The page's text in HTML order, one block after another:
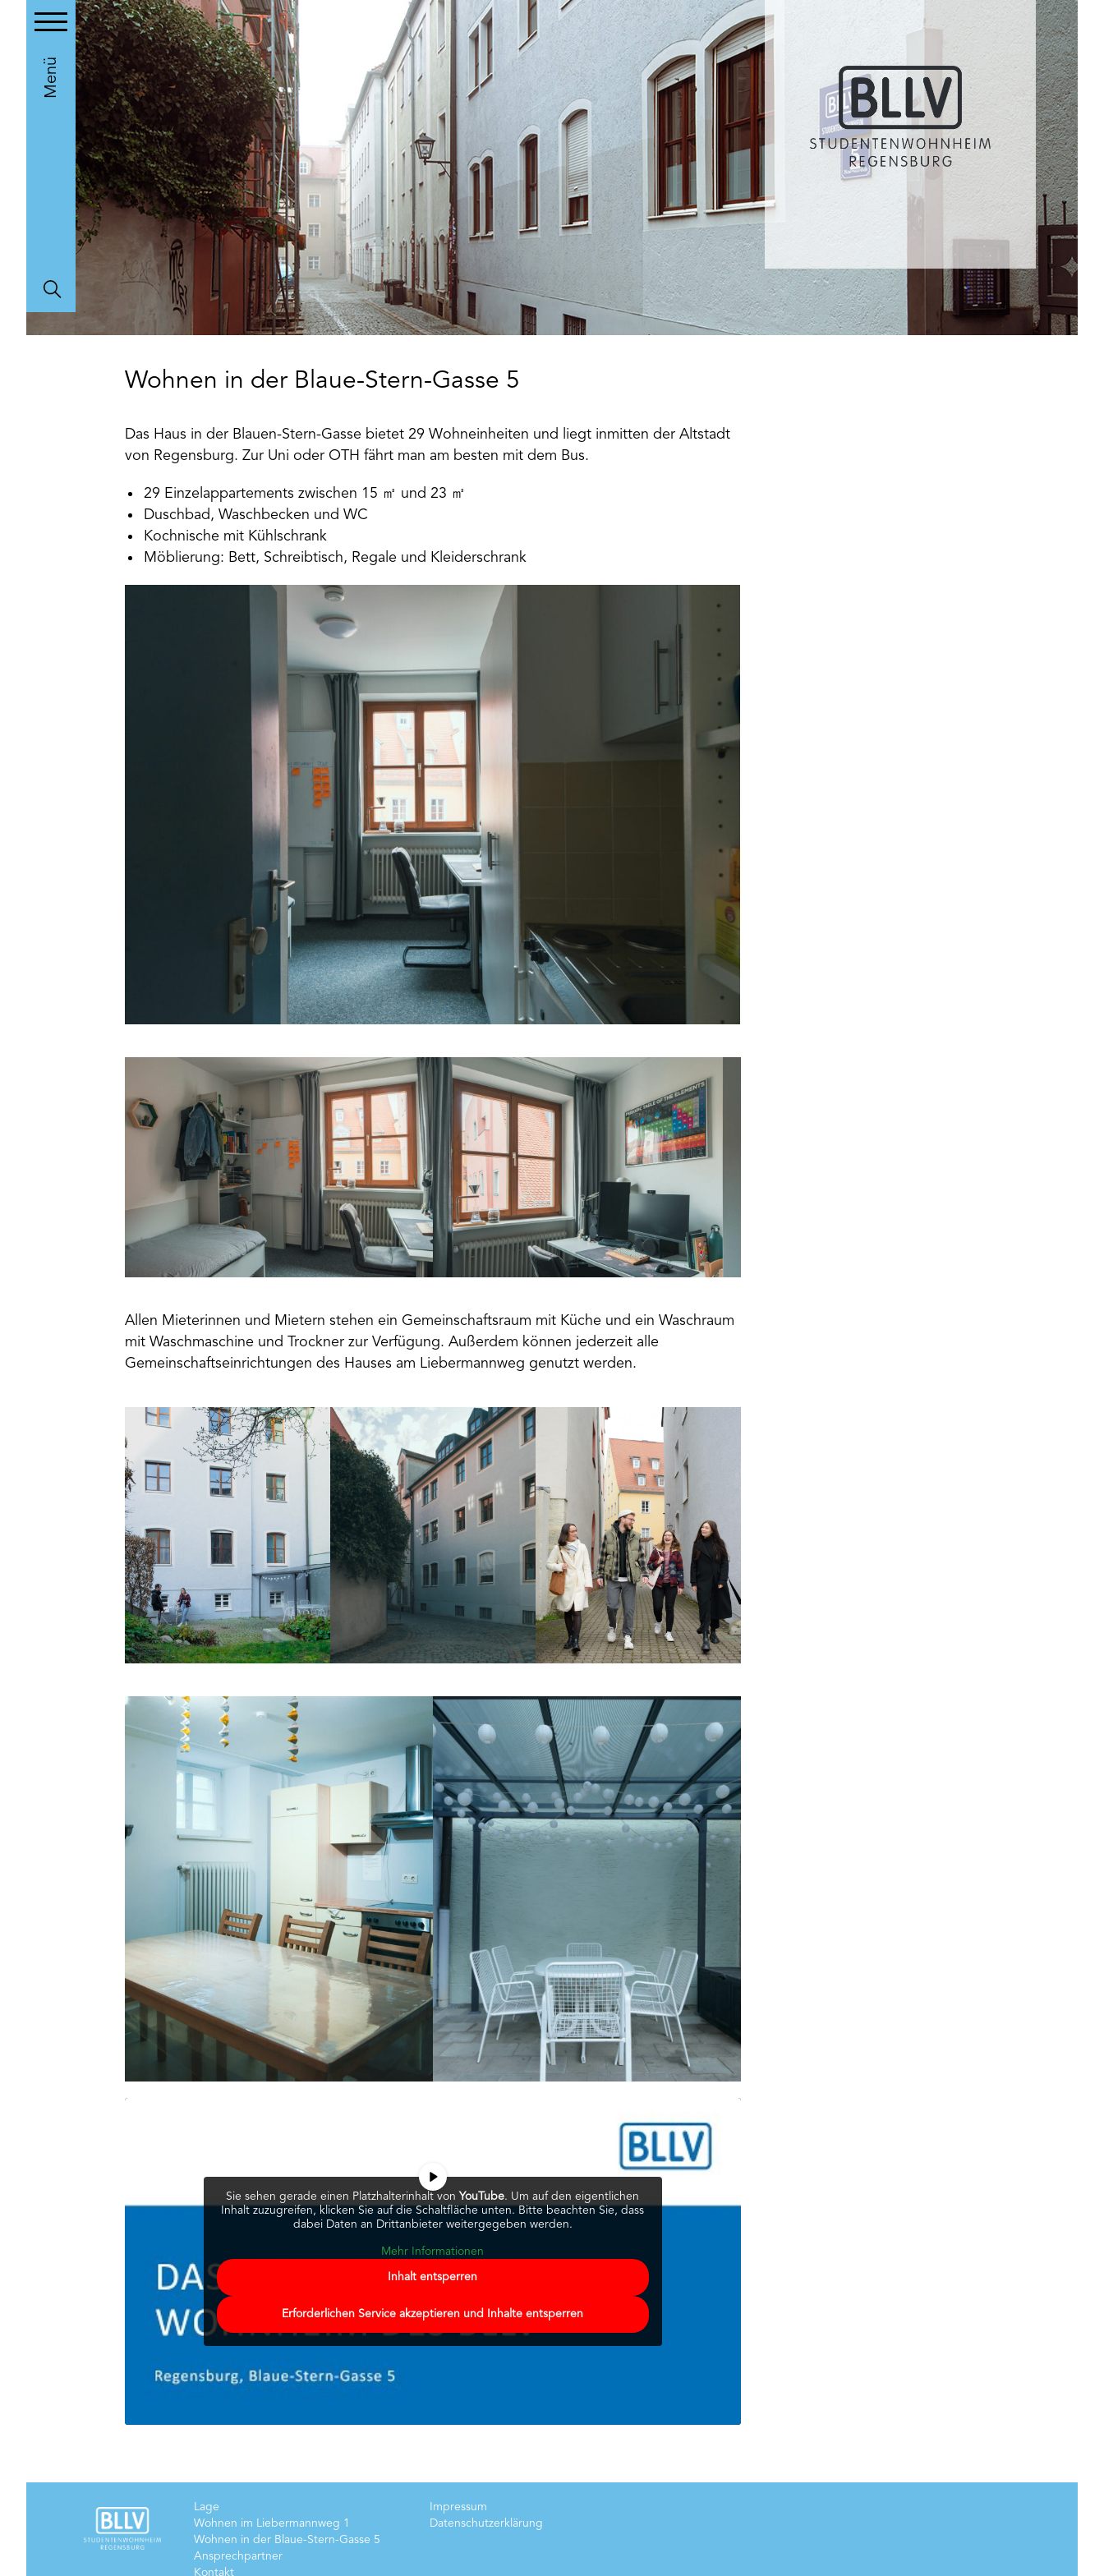
Toggle main menu visibility
Menü
Wohnen in der Blaue-Stern-Gasse 5
Das Haus in der Blauen-Stern-Gasse bietet 29 Wohneinheiten und liegt inmitten der Altstadt
von Regensburg. Zur Uni oder OTH fährt man am besten mit dem Bus.
29 Einzelappartements zwischen 15 ㎡ und 23 ㎡
Duschbad, Waschbecken und WC
Kochnische mit Kühlschrank
Möblierung: Bett, Schreibtisch, Regale und Kleiderschrank
Allen Mieterinnen und Mietern stehen ein Gemeinschaftsraum mit Küche und ein Waschraum
mit Waschmaschine und Trockner zur Verfügung. Außerdem können jederzeit alle
Gemeinschaftseinrichtungen des Hauses am Liebermannweg genutzt werden.
Sie sehen gerade einen Platzhalterinhalt vonYouTube. Um auf den eigentlichen
Inhalt zuzugreifen, klicken Sie auf die Schaltfläche unten. Bitte beachten Sie, dass
dabei Daten an Drittanbieter weitergegeben werden.
Mehr Informationen
Inhalt entsperren
Erforderlichen Service akzeptieren und Inhalte entsperren
Lage
Wohnen im Liebermannweg 1
Wohnen in der Blaue-Stern-Gasse 5
Ansprechpartner
Kontakt
Impressum
Datenschutzerklärung